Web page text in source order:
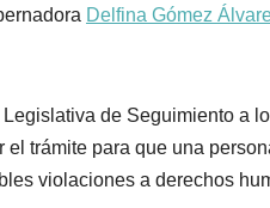
Delfina Gómez
de Seguimiento a
trámite para que una
violaciones a derechos